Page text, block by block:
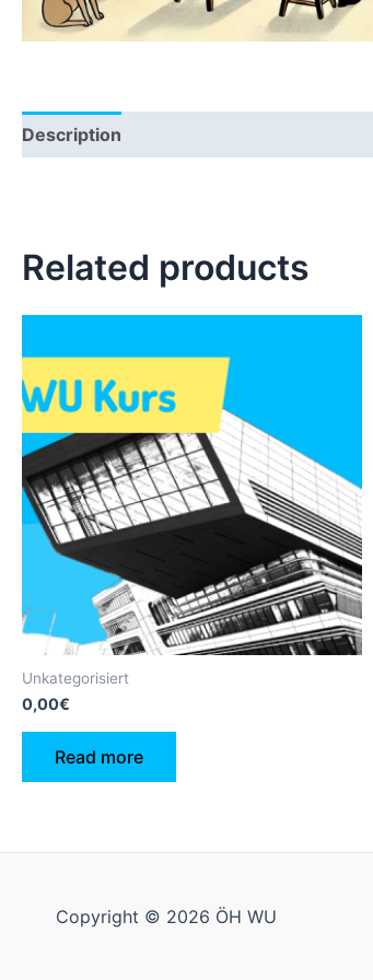
Description
Related products
Unkategorisiert
0,00€
Read more
Copyright © 2026 ÖH WU